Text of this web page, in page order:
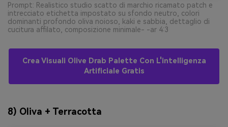
Prompt: Realistico studio scatto di marchio ricamato patch e
intrecciato etichetta impostato su sfondo neutro, colori
dominanti profondo oliva noioso, kaki e sabbia, dettaglio di
cucitura affilato, composizione minimale- -ar 4:3
Crea Visuali Olive Drab Palette Con L'intelligenza
Artificiale Gratis
8) Oliva + Terracotta